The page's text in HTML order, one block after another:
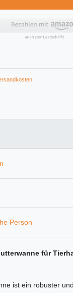
Person
für
ist ein robuster